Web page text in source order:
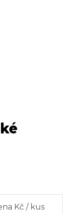
Kč / kus